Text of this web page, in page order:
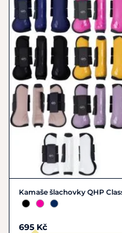
Kamaše šlachovky QHP
695 Kč